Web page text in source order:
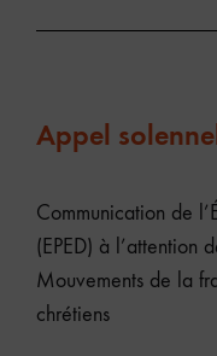
Appel
Communication de
(EPED) à l’attention
Mouvements de la
chrétiens